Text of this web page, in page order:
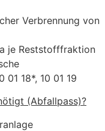
Verbrennung von
je Reststofffraktion
01 18*, 10 01 19
(Abfallpass)?